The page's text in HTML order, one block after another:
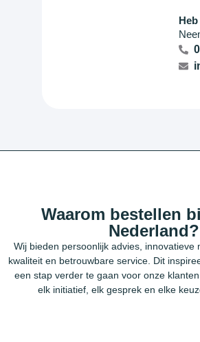
Waarom bestellen
Nederland?
Wij bieden persoonlijk advies, innovatieve
kwaliteit en betrouwbare service. Dit
een stap verder te gaan voor onze
elk initiatief, elk gesprek en elke